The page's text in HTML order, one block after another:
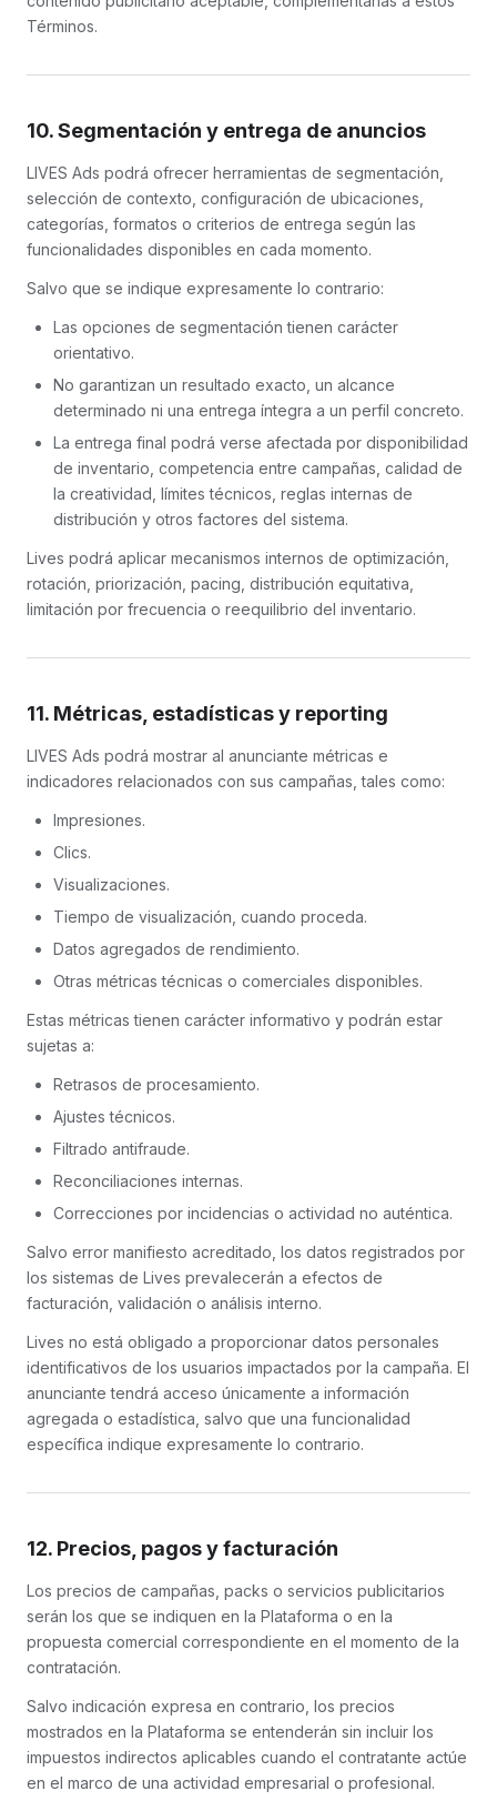
Términos.
10. Segmentación y entrega de anuncios
LIVES Ads podrá ofrecer herramientas de segmentación,
selección de contexto, configuración de ubicaciones,
categorías, formatos o criterios de entrega según las
funcionalidades disponibles en cada momento.
Salvo que se indique expresamente lo contrario:
Las opciones de segmentación tienen carácter
orientativo.
No garantizan un resultado exacto, un alcance
determinado ni una entrega íntegra a un perfil concreto.
La entrega final podrá verse afectada por disponibilidad
de inventario, competencia entre campañas, calidad de
la creatividad, límites técnicos, reglas internas de
distribución y otros factores del sistema.
Lives podrá aplicar mecanismos internos de optimización,
rotación, priorización, pacing, distribución equitativa,
limitación por frecuencia o reequilibrio del inventario.
11. Métricas, estadísticas y reporting
LIVES Ads podrá mostrar al anunciante métricas e
indicadores relacionados con sus campañas, tales como:
Impresiones.
Clics.
Visualizaciones.
Tiempo de visualización, cuando proceda.
Datos agregados de rendimiento.
Otras métricas técnicas o comerciales disponibles.
Estas métricas tienen carácter informativo y podrán estar
sujetas a:
Retrasos de procesamiento.
Ajustes técnicos.
Filtrado antifraude.
Reconciliaciones internas.
Correcciones por incidencias o actividad no auténtica.
Salvo error manifiesto acreditado, los datos registrados por
los sistemas de Lives prevalecerán a efectos de
facturación, validación o análisis interno.
Lives no está obligado a proporcionar datos personales
identificativos de los usuarios impactados por la campaña. El
anunciante tendrá acceso únicamente a información
agregada o estadística, salvo que una funcionalidad
específica indique expresamente lo contrario.
12. Precios, pagos y facturación
Los precios de campañas, packs o servicios publicitarios
serán los que se indiquen en la Plataforma o en la
propuesta comercial correspondiente en el momento de la
contratación.
Salvo indicación expresa en contrario, los precios
mostrados en la Plataforma se entenderán sin incluir los
impuestos indirectos aplicables cuando el contratante actúe
en el marco de una actividad empresarial o profesional.